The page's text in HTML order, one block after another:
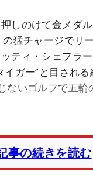
しのけて金メダル
猛チャージでリ
ティ・シェフラ
イガー”と目され
ないゴルフで五輪
表のトミー・フ
山英樹が獲得した
ーを主戦場とする
事の続きを読む